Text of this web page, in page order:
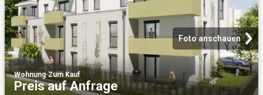
Foto anschauen
Wohnung·Zum Kauf
Preis auf Anfrage